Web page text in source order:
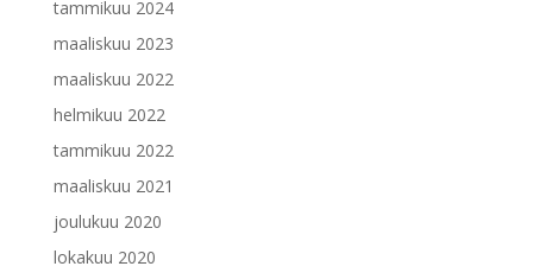
tammikuu 2024
maaliskuu 2023
maaliskuu 2022
helmikuu 2022
tammikuu 2022
maaliskuu 2021
joulukuu 2020
lokakuu 2020